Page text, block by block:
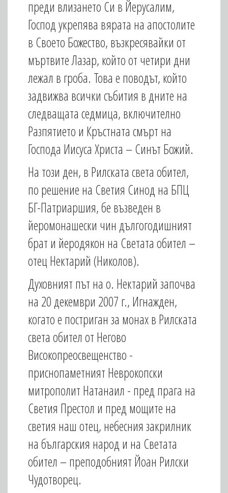
преди влизането Си в Йерусалим,
Господ укрепява вярата на апостолите
в Своето Божество, възкресявайки от
мъртвите Лазар, който от четири дни
лежал в гроба. Това е поводът, който
задвижва всички събития в дните на
следващата седмица, включително
Разпятието и Кръстната смърт на
Господа Иисуса Христа – Синът Божий.
На този ден, в Рилската света обител,
по решение на Светия Синод на БПЦ
БГ-Патриаршия, бе възведен в
йеромонашески чин дългогодишният
брат и йеродякон на Светата обител –
отец Нектарий (Николов).
Духовният път на о. Нектарий започва
на 20 декември 2007 г., Игнажден,
когато е постриган за монах в Рилската
света обител от Негово
Високопреосвещенство -
приснопаметният Неврокопски
митрополит Натанаил - пред прага на
Светия Престол и пред мощите на
светия наш отец, небесния закрилник
на българския народ и на Светата
обител – преподобният Йоан Рилски
Чудотворец.